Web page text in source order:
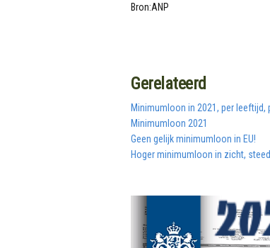
Bron:ANP
Gerelateerd
Minimumloon in 2021, per leeftijd,
Minimumloon 2021
Geen gelijk minimumloon in EU!
Hoger minimumloon in zicht,